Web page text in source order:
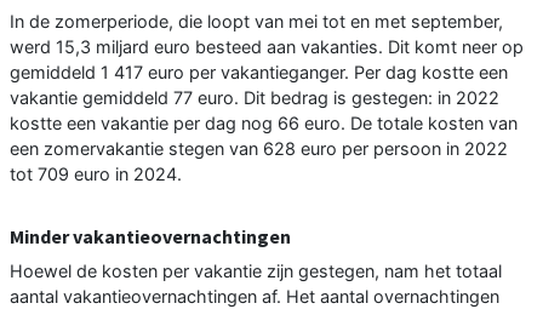
In de zomerperiode, die loopt van mei tot en met september,
werd 15,3 miljard euro besteed aan vakanties. Dit komt neer op
gemiddeld 1 417 euro per vakantieganger. Per dag kostte een
vakantie gemiddeld 77 euro. Dit bedrag is gestegen: in 2022
kostte een vakantie per dag nog 66 euro. De totale kosten van
een zomervakantie stegen van 628 euro per persoon in 2022
tot 709 euro in 2024.
Minder vakantieovernachtingen
Hoewel de kosten per vakantie zijn gestegen, nam het totaal
aantal vakantieovernachtingen af. Het aantal overnachtingen